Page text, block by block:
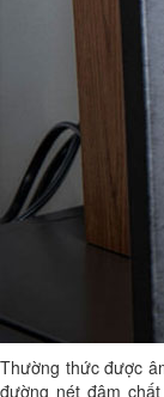
Thường thức được
đường nét đậm